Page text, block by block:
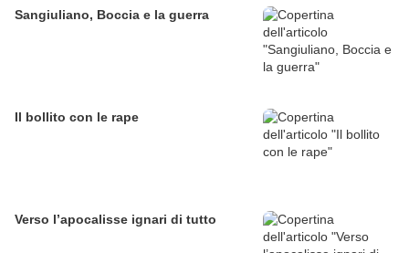
Sangiuliano, Boccia e la guerra
Il bollito con le rape
Verso l’apocalisse ignari di tutto